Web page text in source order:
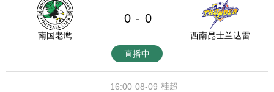
南国老鹰
0 - 0
西南昆士兰达雷
直播中
08-09
16:00 桂超